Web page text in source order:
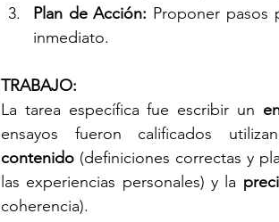
Plan de Acción: Proponer pasos
inmediato.
TRABAJO:
La tarea específica fue escribir un
ensayos fueron calificados
contenido (definiciones correctas y
las experiencias personales) y la
coherencia).